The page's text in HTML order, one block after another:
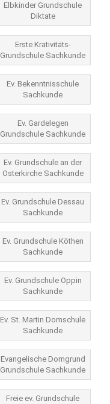
Elbkinder Grundschule
Diktate
Erste Krativitäts-
Grundschule Sachkunde
Ev. Bekenntnisschule
Sachkunde
Ev. Gardelegen
Grundschule Sachkunde
Ev. Grundschule an der
Osterkirche Sachkunde
Ev. Grundschule Dessau
Sachkunde
Ev. Grundschule Köthen
Sachkunde
Ev. Grundschule Oppin
Sachkunde
Ev. St. Martin Domschule
Sachkunde
Evangelische Domgrund
Grundschule Sachkunde
Freie ev. Grundschule